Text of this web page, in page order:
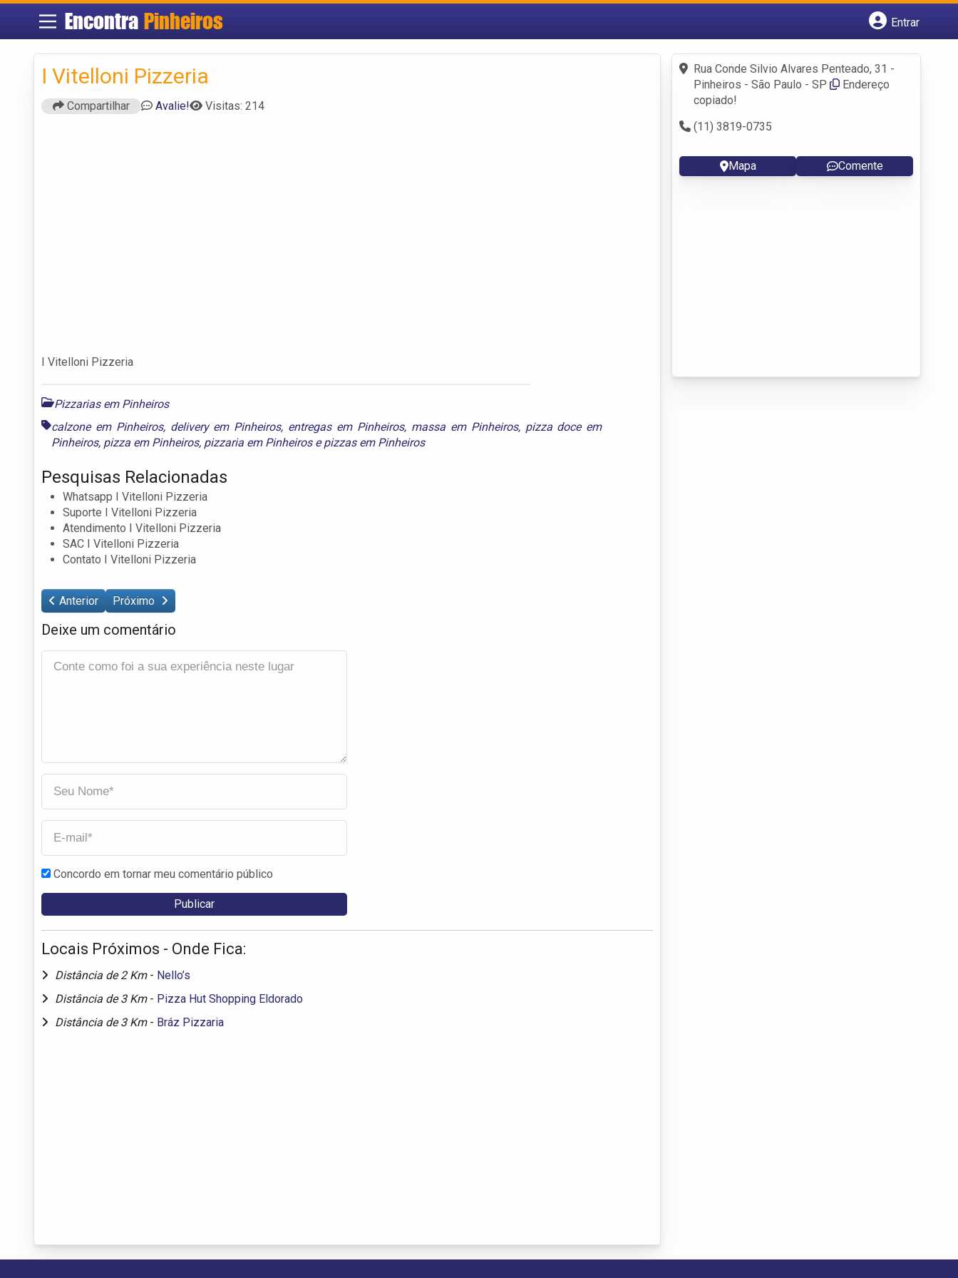
Encontra Pinheiros
Entrar
Fazer login
Criar conta
I Vitelloni Pizzeria
Compartilhar Avalie! Visitas: 214
I Vitelloni Pizzeria
Pizzarias em Pinheiros
calzone em Pinheiros, delivery em Pinheiros, entregas em Pinheiros, massa em Pinheiros, pizza doce em
Pinheiros, pizza em Pinheiros, pizzaria em Pinheirosepizzas em Pinheiros
Pesquisas Relacionadas
Whatsapp I Vitelloni Pizzeria
Suporte I Vitelloni Pizzeria
Atendimento I Vitelloni Pizzeria
SAC I Vitelloni Pizzeria
Contato I Vitelloni Pizzeria
Anterior Próximo
Deixe um comentário
Concordo em tornar meu comentário público
Locais Próximos - Onde Fica:
Distância de 2 Km - Nello’s
Distância de 3 Km - Pizza Hut Shopping Eldorado
Distância de 3 Km - Bráz Pizzaria
Rua Conde Silvio Alvares Penteado, 31 -
Pinheiros - São Paulo - SP
Endereço
copiado!
(11) 3819-0735
Mapa Comente